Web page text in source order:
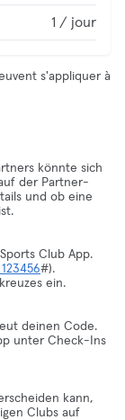
1 / jour
s'appliquer à
könnte sich
der Partner-
und ob eine
Club App.
123456#).
ein.
deinen Code.
unter Check-Ins
kann,
Clubs auf